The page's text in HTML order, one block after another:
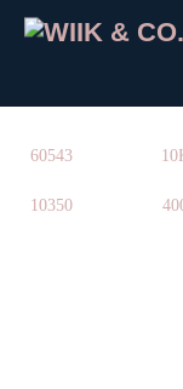
60543
10350